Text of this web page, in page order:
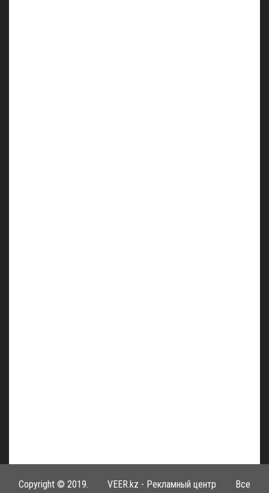
Copyright © 2019. VEER.kz - Рекламный центр Все